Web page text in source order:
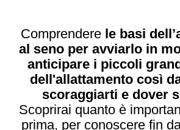
Comprendere le basi
al seno per avviarlo in
anticipare i piccoli
dell'allattamento così
scoraggiarti e dover
Scoprirai quanto è
prima, per conoscere fin